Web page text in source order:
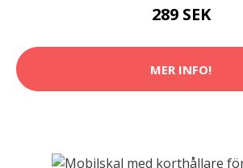
289 SEK
MER INFO!